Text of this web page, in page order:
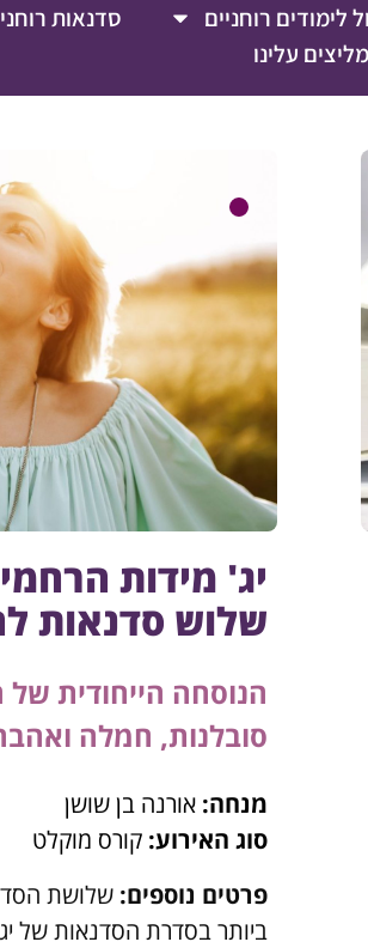
לימודים רוחניים סדנאות
עלינו
יג' מידות
שלוש סדנאות
הנוסחה הייחודית
סובלנות, חמלה
מנחה: אורנה בן שושן
סוג האירוע: קורס מוקלט
פרטים נוספים: שלושת
ביותר בסדרת הסדנאות של